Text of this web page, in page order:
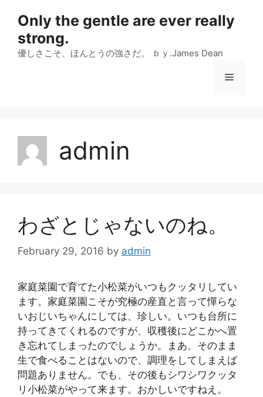
content
Only the gentle are ever really
strong.
優しさこそ、ほんとうの強さだ。 ｂｙ.James Dean
Menu
admin
わざとじゃないのね。
February 29, 2016 by admin
家庭菜園で育てた小松菜がいつもクッタリしてい
ます。家庭菜園こそが究極の産直と言って憚らな
いおじいちゃんにしては、珍しい。いつも台所に
持ってきてくれるのですが、収穫後にどこかへ置
き忘れてしまったのでしょうか。まあ、そのまま
生で食べることはないので、調理をしてしまえば
問題ありません。でも、その後もシワシワクッタ
リ小松菜がやって来ます。おかしいですねえ。